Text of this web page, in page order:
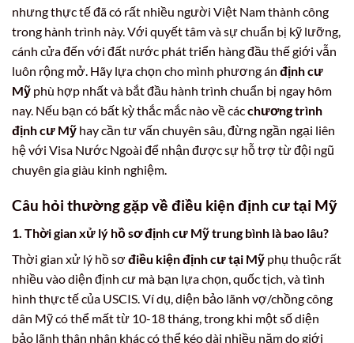
nhưng thực tế đã có rất nhiều người Việt Nam thành công
trong hành trình này. Với quyết tâm và sự chuẩn bị kỹ lưỡng,
cánh cửa đến với đất nước phát triển hàng đầu thế giới vẫn
luôn rộng mở. Hãy lựa chọn cho mình phương án định cư
Mỹ phù hợp nhất và bắt đầu hành trình chuẩn bị ngay hôm
nay. Nếu bạn có bất kỳ thắc mắc nào về cácchương trình
định cư Mỹ hay cần tư vấn chuyên sâu, đừng ngần ngại liên
hệ với Visa Nước Ngoài để nhận được sự hỗ trợ từ đội ngũ
chuyên gia giàu kinh nghiệm.
Câu hỏi thường gặp về điều kiện định cư tại Mỹ
1. Thời gian xử lý hồ sơ định cư Mỹ trung bình là bao lâu?
Thời gian xử lý hồ sơ điều kiện định cư tại Mỹ phụ thuộc rất
nhiều vào diện định cư mà bạn lựa chọn, quốc tịch, và tình
hình thực tế của USCIS. Ví dụ, diện bảo lãnh vợ/chồng công
dân Mỹ có thể mất từ 10-18 tháng, trong khi một số diện
bảo lãnh thân nhân khác có thể kéo dài nhiều năm do giới